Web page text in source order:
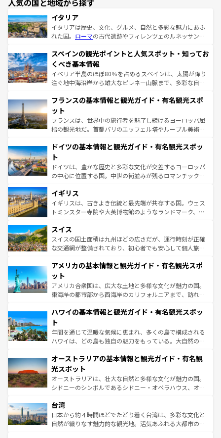
人気の国と地域から探す
イタリア
イタリアは歴史、文化、グルメ、自然と多彩な魅力にあふ
れた国。 ローマの古代遺跡やフィレンツェのルネッサンス
ろん、トスカーナの美しい田園風景やアマルフィ海岸の絶
景など、自然景観も見逃せない。観光の合間には、本場の
ピザやパスタなど、絶品のイタリア料理を堪能することも
できる。朝目覚めてから夜眠るまで、すべての瞬間を楽し
なお、新着のイタリア情報はコンテンツ一覧を参照してほ
しい。
スペインの観光ポイントと人気スポット・知ってお
くべき基本情報
イベリア半島のほぼ80％を占めるスペインは、太陽が降り
注ぐ地中海沿岸から雄大なピレネー山脈まで、多彩な自然
文化が根付くこの国では、情熱的なフラメンコ、熱気あふ
れる闘牛、そして美味しいタパスが生活の一部となってい
る。首都マドリードの洗練された雰囲気や、バルセロナの
アートに溢れた街角から、地方では古代ローマ遺跡や中世
せる。地方によって風土や気候が異なるスペインはその個
ンテンツ一覧 を参照してほしい。
フランスの基本情報と観光ガイド・有名観光スポ
ット
フランスは、世界中の旅行者を魅了し続けるヨーロッパ屈
指の観光地だ。首都パリのエッフェル塔やルーブル美術館
で、幅広い魅力が詰まっている。華麗な宮殿、歴史的な大
聖堂、美しいビーチ、そして豊かな自然が、訪れる者を心
から魅了する。また、フランスは美食の国としても知ら
れ、フランス料理はユネスコ無形文化遺産にも登録されて
香り高いラベンダー畑など、多彩な楽しみ方が可能だ。さ
らに、パリ以外の地域にも魅力が溢れており、どの街角に
も豊かな歴史と文化が息づいている。パリ以外の個性あふ
を参照してほしい。
ドイツの基本情報と観光ガイド・有名観光スポッ
ト
ドイツは、豊かな歴史と多彩な文化が交差するヨーロッパ
の中心に位置する国。中世の街並みが残るロマンチック街
顔を持つこの国は、どこを歩いても飽きることがない。ベ
ルリンの文化的活気、バイエルン州のアルプスの絶景、そ
してライン川沿いのワイン畑といった風景は必見。ビール
は、お酒好きな人にはぜひ体験してほしい。 なお、新着の
ドイツ情報はコンテンツ一覧を参照してほしい。
イギリス
イギリスは、古きよき伝統と最先端が共存する国。ウェス
トミンスター寺院や大英博物館のようなランドマーク、歴
リアごとに異なる魅力がある。また、優雅なアフタヌーン
ティー、ビール好きにはたまらない英国パブ、サッカー観
戦など、本場だからこそできる体験も豊富。イギリスを旅
ンツ一覧を参照してほしい。
スイス
スイスの国土面積は九州ほどの広さだが、運行時刻が正確
な交通網が整備されており、初心者でも安心して個人旅行
の建物がそのまま残る町や、スイスならではのユニークな
博物館もあり、アルプス観光だけでなく町歩きも満喫する
ことができる。国民の所得が高いため物価も高いが、旅行
者向けの交通パス提供のサービスもあり、うまく活用すれ
着のスイス情報はコンテンツ一覧を参照してほしい。
アメリカの基本情報と観光ガイド・有名観光スポ
ット
アメリカ合衆国は、広大な土地と多様な文化が魅力の国。
東海岸の都市部から西海岸のカリフォルニアまで、訪れる
のような巨大都市は、観光、ショッピング、エンターテイ
ンメントが詰まった刺激的なスポットだ。一方、アメリカ
西部には大自然が広がり、グランドキャニオンやイエロー
ストーン国立公園といった絶景が堪能できる。さらに、南
文化が魅力。旅行者はアメリカの各地域で異なる魅力を楽
しみながら、その多様性と豊かな歴史を感じることができ
るだろう。車でのロードトリップや列車の旅も、アメリカ
ならではの贅沢な旅のスタイルだ。 なお、新着のアメリカ
情報は コンテンツ一覧 を参照してほしい。
ハワイの基本情報と観光ガイド・有名観光スポッ
ト
年間を通じて温暖な気候に恵まれ、多くの島で構成される
ハワイは、どの島も独自の魅力をもっている。大自然の神
ワイ島は見逃せない。また、定番の観光地といえばオアフ
島だが、静かな自然を求めるならマウイ島やカウアイ島が
おすすめ。エメラルドグリーンに輝く海をはじめ、豊かな
文化や歴史が息づいている。「アロハスピリット」と呼ば
人々、おいしいローカルフードやハワイアンミュージッ
ク、伝統的なフラダンスなど、すべてがハワイの魅力を彩
っている。訪れるたびに新しい発見と感動が待っているハ
オーストラリアの基本情報と観光ガイド・有名観
光スポット
オーストラリアは、壮大な自然と多様な文化が魅力の国。
シドニーのシンボルであるシドニー・オペラハウス、オー
リアリーフや大陸中央部にそびえるウルル（エアーズロッ
ク）、タスマニアの美しい原生林やケアンズの熱帯雨林な
ど、見どころがたくさん。また、カフェやワイン、オージ
台湾
日本から約４時間ほどでたどり着く台湾は、多彩な文化と
自然が織りなす魅力的な観光地。活気あふれる大都市の台